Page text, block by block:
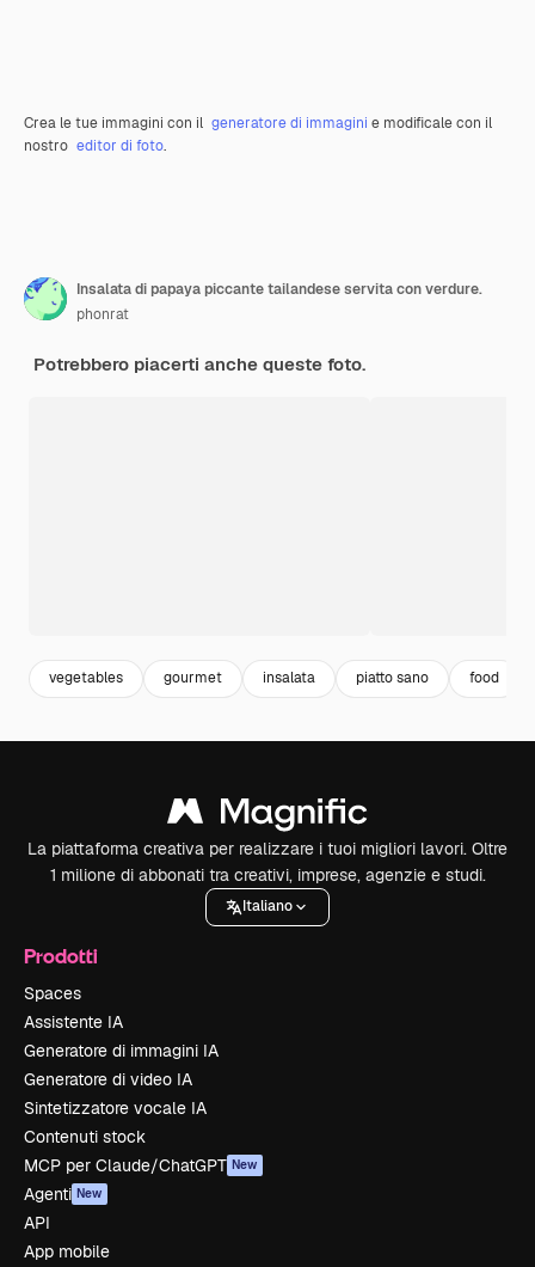
Crea le tue immagini con il generatore di immagini e modificale con il
nostro editor di foto.
Insalata di papaya piccante tailandese servita con verdure.
phonrat
Potrebbero piacerti anche queste foto.
vegetables gourmet insalata piatto sano food
La piattaforma creativa per realizzare i tuoi migliori lavori. Oltre
1 milione di abbonati tra creativi, imprese, agenzie e studi.
Italiano
Prodotti
Spaces
Assistente IA
Generatore di immagini IA
Generatore di video IA
Sintetizzatore vocale IA
Contenuti stock
MCP per Claude/ChatGPT New
Agenti New
API
App mobile